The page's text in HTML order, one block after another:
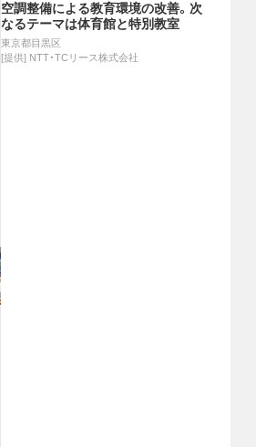
空調整備による教育環境の改善。次
なるテーマは体育館と特別教室
東京都目黒区
[提供] NTT・TCリース株式会社